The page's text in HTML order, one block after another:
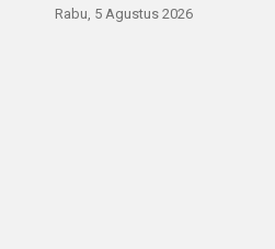
Rabu, 5 Agustus 2026